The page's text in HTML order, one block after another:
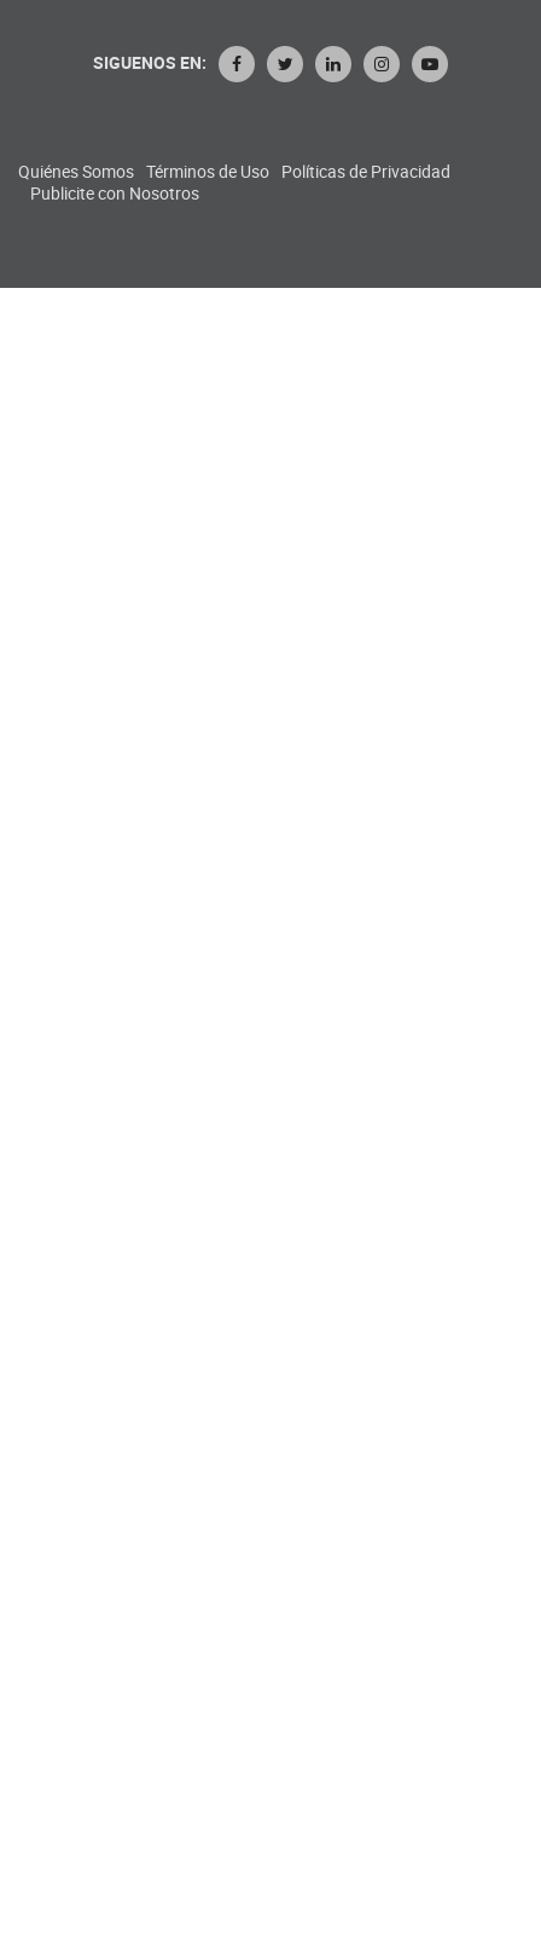
SIGUENOS EN:
Quiénes Somos Términos de Uso Políticas de Privacidad
Publicite con Nosotros